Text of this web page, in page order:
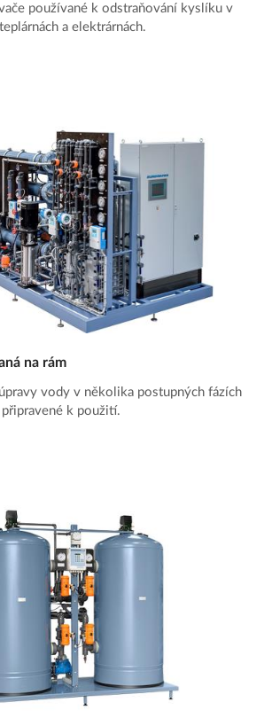
používané k odstraňování kyslíku v
a elektrárnách.
na rám
vody v několika postupných fázích
připravené k použití.